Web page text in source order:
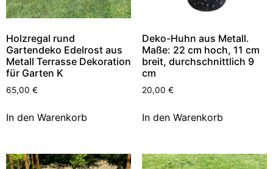
Holzregal rund
Gartendeko Edelrost aus
Metall Terrasse Dekoration
für Garten K
65,00 €
In den Warenkorb
Deko-Huhn aus Metall.
Maße: 22 cm hoch, 11 cm
breit, durchschnittlich 9
cm
20,00 €
In den Warenkorb